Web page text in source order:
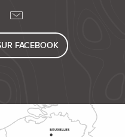
FACEBOOK